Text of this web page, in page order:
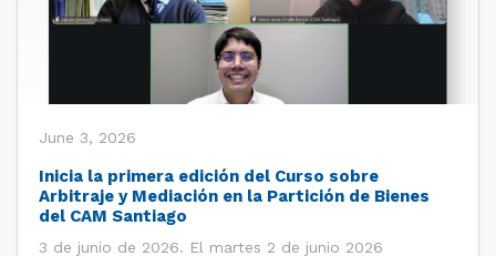
June 3, 2026
Inicia la primera edición del Curso sobre
Arbitraje y Mediación en la Partición de Bienes
del CAM Santiago
3 de junio de 2026. El martes 2 de junio 2026